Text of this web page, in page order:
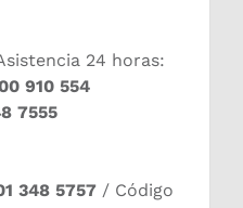
24 horas:
910 554
7555
348 5757 / Código